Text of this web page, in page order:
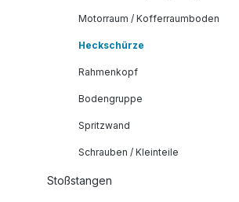
Motorraum / Kofferraumboden
Heckschürze
Rahmenkopf
Bodengruppe
Spritzwand
Schrauben / Kleinteile
Stoßstangen